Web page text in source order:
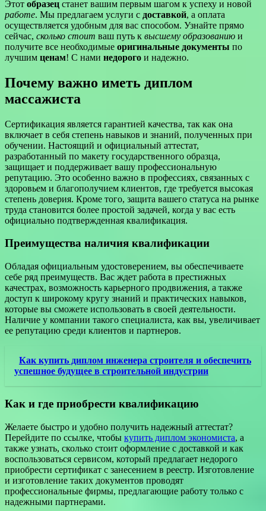
Этот образец станет вашим первым шагом к успеху и новой
работе. Мы предлагаем услуги с доставкой, а оплата
осуществляется удобным для вас способом. Узнайте прямо
сейчас, сколько стоит ваш путь к высшему образованию и
получите все необходимые оригинальные документы по
лучшим ценам! С нами недорого и надежно.
Почему важно иметь диплом
массажиста
Сертификация является гарантией качества, так как она
включает в себя степень навыков и знаний, полученных при
обучении. Настоящий и официальный аттестат,
разработанный по макету государственного образца,
защищает и поддерживает вашу профессиональную
репутацию. Это особенно важно в профессиях, связанных с
здоровьем и благополучием клиентов, где требуется высокая
степень доверия. Кроме того, защита вашего статуса на рынке
труда становится более простой задачей, когда у вас есть
официально подтвержденная квалификация.
Преимущества наличия квалификации
Обладая официальным удостоверением, вы обеспечиваете
себе ряд преимуществ. Вас ждет работа в престижных
качестрах, возможность карьерного продвижения, а также
доступ к широкому кругу знаний и практических навыков,
которые вы сможете использовать в своей деятельности.
Наличие у компании такого специалиста, как вы, увеличивает
ее репутацию среди клиентов и партнеров.
Как купить диплом инженера строителя и обеспечить
успешное будущее в строительной индустрии
Как и где приобрести квалификацию
Желаете быстро и удобно получить надежный аттестат?
Перейдите по ссылке, чтобы купить диплом экономиста, а
также узнать, сколько стоит оформление с доставкой и как
воспользоваться сервисом, который предлагает недорого
приобрести сертификат с занесением в реестр. Изготовление
и изготовление таких документов проводят
профессиональные фирмы, предлагающие работу только с
надежными партнерами.